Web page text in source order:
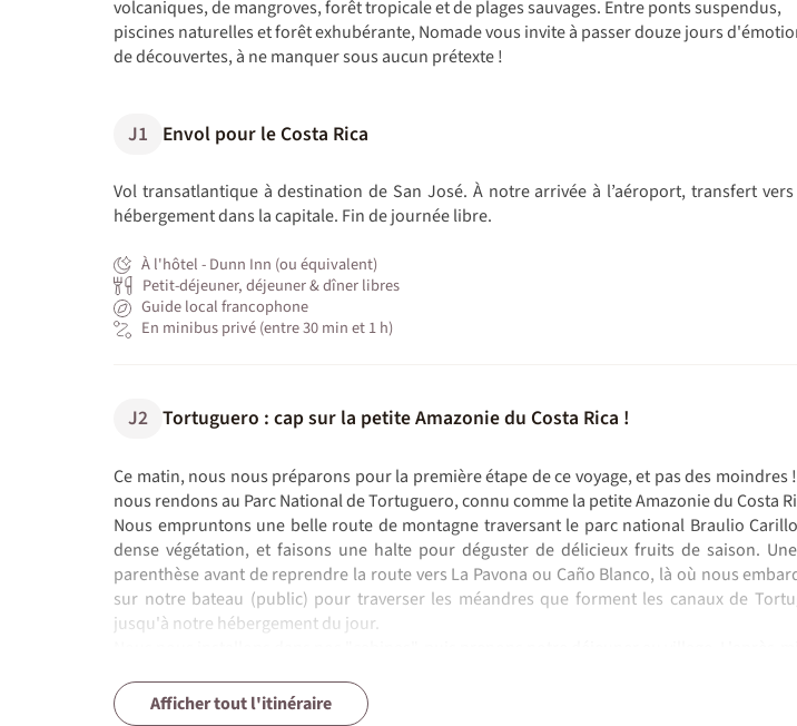
volcaniques, de mangroves, forêt tropicale et de plages sauvages. Entre ponts suspendus,
piscines naturelles et forêt exhubérante, Nomade vous invite à passer douze jours
de découvertes, à ne manquer sous aucun prétexte !
J1 Envol pour le Costa Rica
Vol transatlantique à destination de San José. À notre arrivée à l’aéroport, transfert
hébergement dans la capitale. Fin de journée libre.
À l'hôtel - Dunn Inn (ou équivalent)
Petit-déjeuner, déjeuner & dîner libres
Guide local francophone
En minibus privé (entre 30 min et 1 h)
J2 Tortuguero : cap sur la petite Amazonie du Costa Rica !
Ce matin, nous nous préparons pour la première étape de ce voyage, et pas des moindres
nous rendons au Parc National de Tortuguero, connu comme la petite Amazonie du Costa
Nous empruntons une belle route de montagne traversant le parc national Braulio
dense végétation, et faisons une halte pour déguster de délicieux fruits de saison.
parenthèse avant de reprendre la route vers La Pavona ou Caño Blanco, là où nous
sur notre bateau (public) pour traverser les méandres que forment les canaux de
jusqu'à notre hébergement du jour.
En fonction de la saison, il est possible de partir à la tombée de la nuit sur la plage pour
Faune tropicale et mangrove à Tortuguero, et réserve Tirimbina
Parc National du Volcan Arenal : rando et baignade dans la cascade
Découverte des ponts suspendus du volcan Arenal
Parc National de Manuel Antonio : baignade dans les eaux cristallines
Bateau sur le Rio Sierpe, balade et baignade aux chutes du Rio Claro
Parc National du Corcovado : La Station Sirena !
Bateau et snorkeling à Isla del Caño
J10 Paysages de la Cordillère de Talamanca
J11 et J12 Forêt et oiseaux tropicaux avant le retour en France !
Afficher tout l'itinéraire